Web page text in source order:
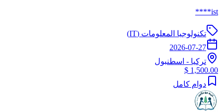
ist****
تكنولوجيا المعلومات (IT)
2026-07-27
تركيا - اسطنبول
1,500.00 $
دوام كامل